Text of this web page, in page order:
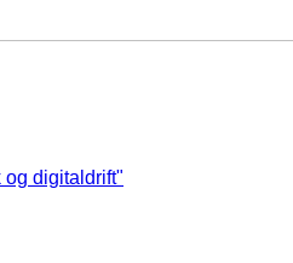
digitaldrift"